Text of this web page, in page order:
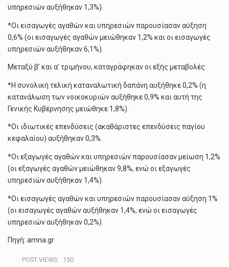
υπηρεσιών αυξήθηκαν 1,3%).
*Οι εισαγωγές αγαθών και υπηρεσιών παρουσίασαν αύξηση
0,6% (οι εισαγωγές αγαθών μειώθηκαν 1,2% και οι εισαγωγές
υπηρεσιών αυξήθηκαν 6,1%).
Μεταξύ β’ και α’ τριμήνου, καταγράφηκαν οι εξής μεταβολές:
*Η συνολική τελική καταναλωτική δαπάνη αυξήθηκε 0,2% (η
κατανάλωση των νοικοκυριών αυξήθηκε 0,9% και αυτή της
Γενικής Κυβέρνησης μειώθηκε 1,8%).
*Οι ιδιωτικές επενδύσεις (ακαθάριστες επενδύσεις παγίου
κεφαλαίου) αυξήθηκαν 0,3%.
*Οι εξαγωγές αγαθών και υπηρεσιών παρουσίασαν μείωση 1,2%
(οι εξαγωγές αγαθών μειώθηκαν 9,8%, ενώ οι εξαγωγές
υπηρεσιών αυξήθηκαν 1,4%).
*Οι εισαγωγές αγαθών και υπηρεσιών παρουσίασαν αύξηση 1%
(οι εισαγωγές αγαθών αυξήθηκαν 1,4%, ενώ οι εισαγωγές
υπηρεσιών αυξήθηκαν 0,2%).
Πηγή: amna.gr
POST VIEWS: 150